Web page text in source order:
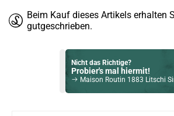
Beim Kauf dieses Artikels erhalten
gutgeschrieben.
Nicht das Richtige?
Probier's mal hiermit!
Maison Routin 1883 Litschi Sirup